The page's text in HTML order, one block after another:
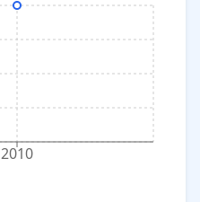
2010